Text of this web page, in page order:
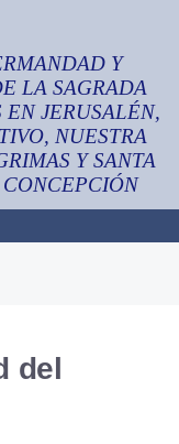
Y
LA SAGRADA
JERUSALÉN,
NUESTRA
Y SANTA
del